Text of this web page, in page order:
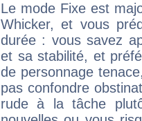
Le mode Fixe est
Whicker, et vous
durée : vous savez
et sa stabilité, et
de personnage
pas confondre
rude à la tâche